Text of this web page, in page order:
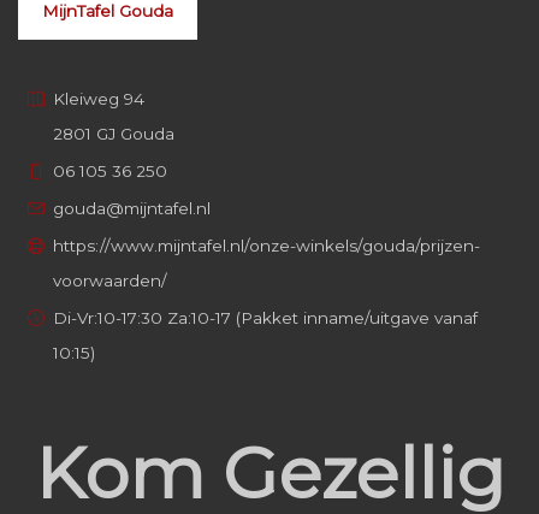
MijnTafel Gouda
Kleiweg 94
2801 GJ Gouda
06 105 36 250
gouda@mijntafel.nl
https://www.mijntafel.nl/onze-winkels/gouda/prijzen-
voorwaarden/
Di-Vr:10-17:30 Za:10-17 (Pakket inname/uitgave vanaf
10:15)
Kom Gezellig